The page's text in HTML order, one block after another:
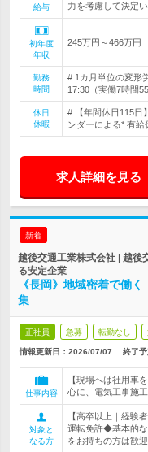
給与
力を考慮して決定
初年度
年収
245万円～466万円
勤務
時間
# 1カ月単位の変形
17:30（実働7時間
休日
休暇
# 【年間休日115日
ンダーによる* 有給
求人詳細を見る
新着
越後交通工業株式会社 | 越後
る安定企業
《長岡》地域密着で働
集
正社員 急募 転勤なし
情報更新日：2026/07/07 終了予
仕事内容
【現場へは社用車
心に、電気工事施
対象と
なる方
【高卒以上｜経験
運転免許◆基本的
をお持ちの方は歓迎